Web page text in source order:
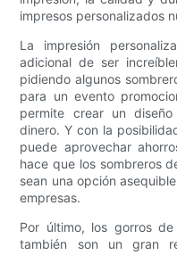
impresos personalizados
La impresión
adicional de ser
pidiendo algunos
para un evento
permite crear un
dinero. Y con la
puede aprovechar
hace que los sombreros
sean una opción
empresas.
Por último, los gorros de
también son un gran